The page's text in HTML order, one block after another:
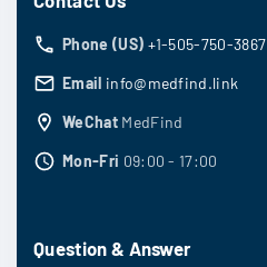
Phone (US) +1-505-750-3867
Email info@medfind.link
WeChat MedFind
Mon-Fri 09:00 - 17:00
Question & Answer